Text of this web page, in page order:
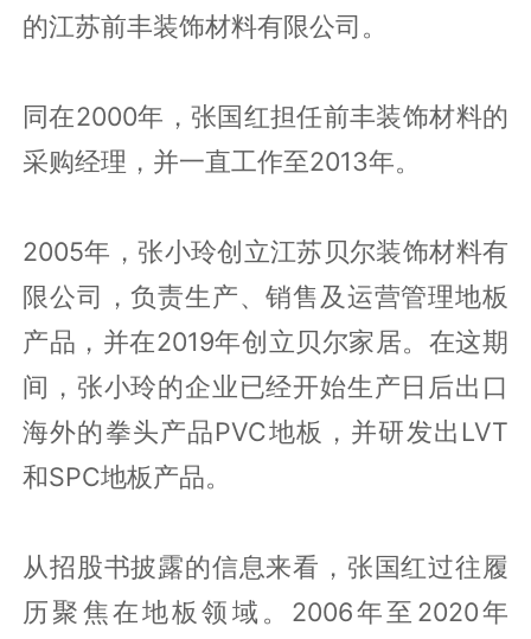
的江苏前丰装饰材料有限公司。
同在2000年，张国红担任前丰装饰材料的
采购经理，并一直工作至2013年。
2005年，张小玲创立江苏贝尔装饰材料有
限公司，负责生产、销售及运营管理地板
产品，并在2019年创立贝尔家居。在这期
间，张小玲的企业已经开始生产日后出口
海外的拳头产品PVC地板，并研发出LVT
和SPC地板产品。
从招股书披露的信息来看，张国红过往履
历聚焦在地板领域。2006年至2020年